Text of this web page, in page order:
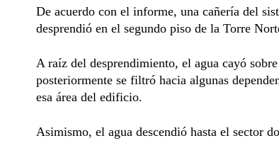
De acuerdo con el informe, una cañería del
desprendió en el segundo piso de la Torre
A raíz del desprendimiento, el agua cayó
posteriormente se filtró hacia algunas
esa área del edificio.
Asimismo, el agua descendió hasta el sector